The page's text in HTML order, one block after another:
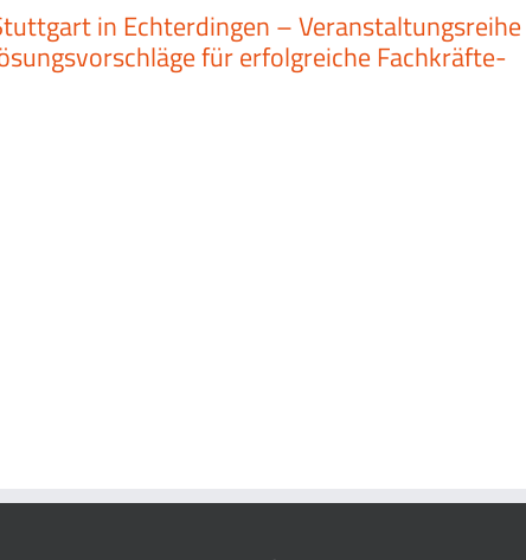
in Echterdingen – Veranstaltungsreihe
für erfolgreiche Fachkräfte-